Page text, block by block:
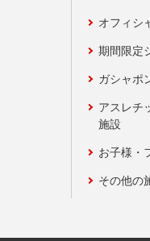
オフィシ
期間限定
ガシャポ
アスレチ
施設
お子様・
その他の